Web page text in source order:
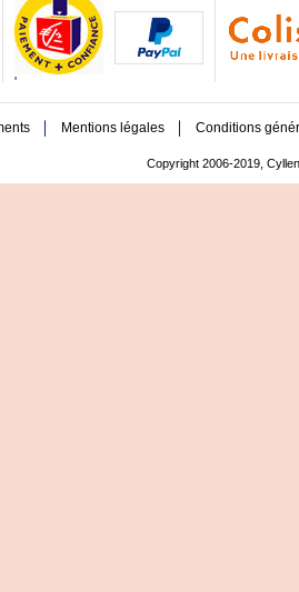
'
Mentions légales Conditions
Copyright 2006-2019,